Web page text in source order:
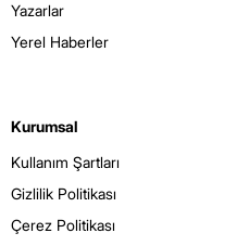
Yazarlar
Yerel Haberler
Kurumsal
Kullanım Şartları
Gizlilik Politikası
Çerez Politikası